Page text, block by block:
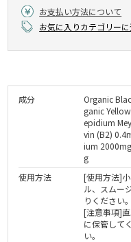
お支払い方法について
お気に入りカテゴリー
成分
Organic
ganic
epidium
vin (B2)
ium
g
使用方法
[使用方法]
ル、スムー
りください。
[注意事項]
に保管して
い。